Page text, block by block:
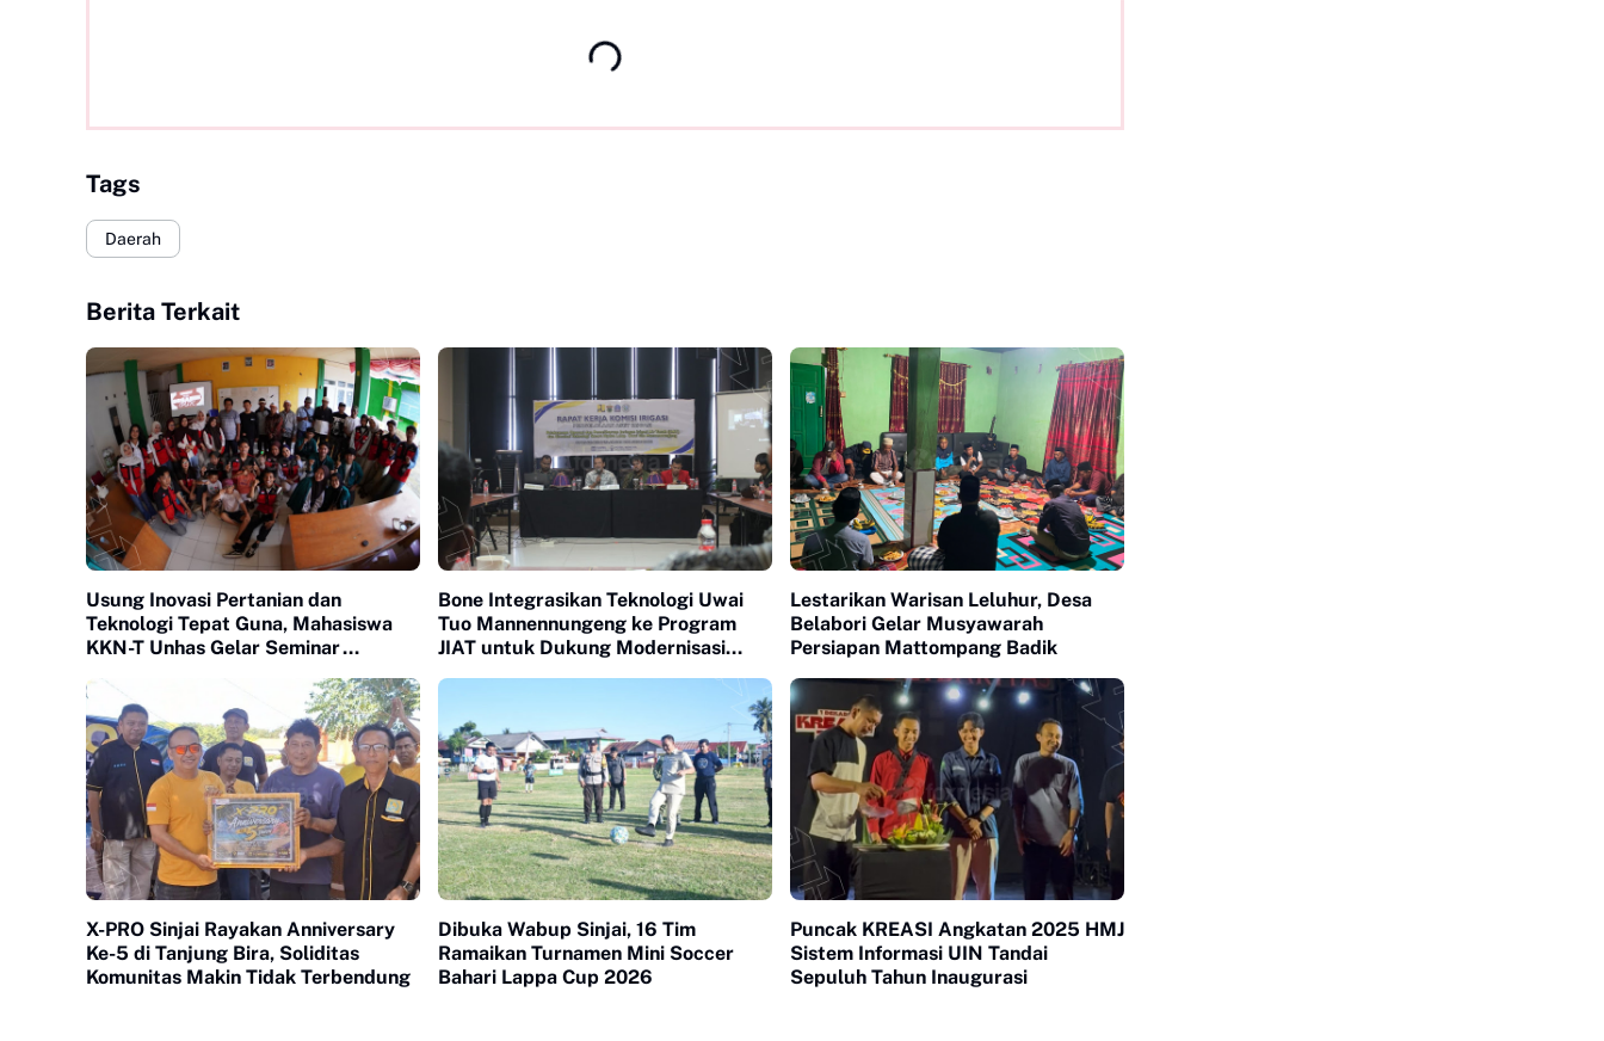
Tags
Daerah
Berita Terkait
Usung Inovasi Pertanian dan
Teknologi Tepat Guna, Mahasiswa
KKN-T Unhas Gelar Seminar
Bone Integrasikan Teknologi Uwai
Tuo Mannennungeng ke Program
JIAT untuk Dukung Modernisasi
Lestarikan Warisan Leluhur, Desa
Belabori Gelar Musyawarah
Persiapan Mattompang Badik
X-PRO Sinjai Rayakan Anniversary
Ke-5 di Tanjung Bira, Soliditas
Komunitas Makin Tidak Terbendung
Dibuka Wabup Sinjai, 16 Tim
Ramaikan Turnamen Mini Soccer
Bahari Lappa Cup 2026
Puncak KREASI Angkatan 2025 HMJ
Sistem Informasi UIN Tandai
Sepuluh Tahun Inaugurasi